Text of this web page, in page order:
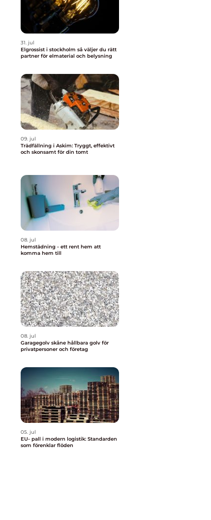
31. jul
Elgrossist i stockholm så väljer du rätt
partner för elmaterial och belysning
09. jul
Trädfällning i Askim: Tryggt, effektivt
och skonsamt för din tomt
08. jul
Hemstädning - ett rent hem att
komma hem till
08. jul
Garagegolv skåne hållbara golv för
privatpersoner och företag
05. jul
EU- pall i modern logistik: Standarden
som förenklar flöden